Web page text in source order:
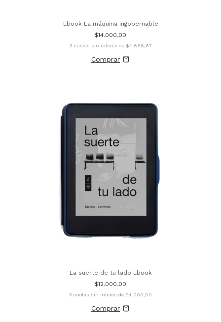
Ebook La máquina ingobernable
$14.000,00
3 cuotas sin interés de $4.666,67
La suerte de tu lado Ebook
$12.000,00
3 cuotas sin interés de $4.000,00